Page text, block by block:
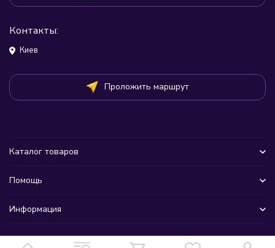
Контакты:
Киев
Проложить маршрут
Каталог товаров
Помощь
Информация